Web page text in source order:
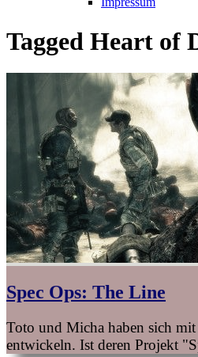
Tagged Heart of
Spec Ops: The Line
Toto und Micha haben sich
entwickeln. Ist deren Projekt